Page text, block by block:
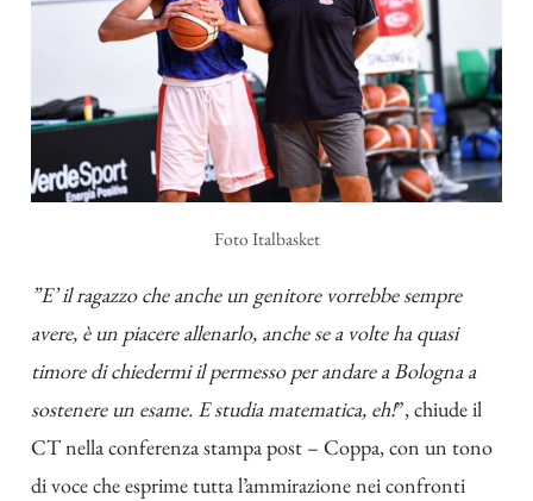
Foto Italbasket
”E’ il ragazzo che anche un genitore vorrebbe sempre
avere, è un piacere allenarlo, anche se a volte ha quasi
timore di chiedermi il permesso per andare a Bologna a
sostenere un esame. E studia matematica, eh!”, chiude il
CT nella conferenza stampa post – Coppa, con un tono
di voce che esprime tutta l’ammirazione nei confronti